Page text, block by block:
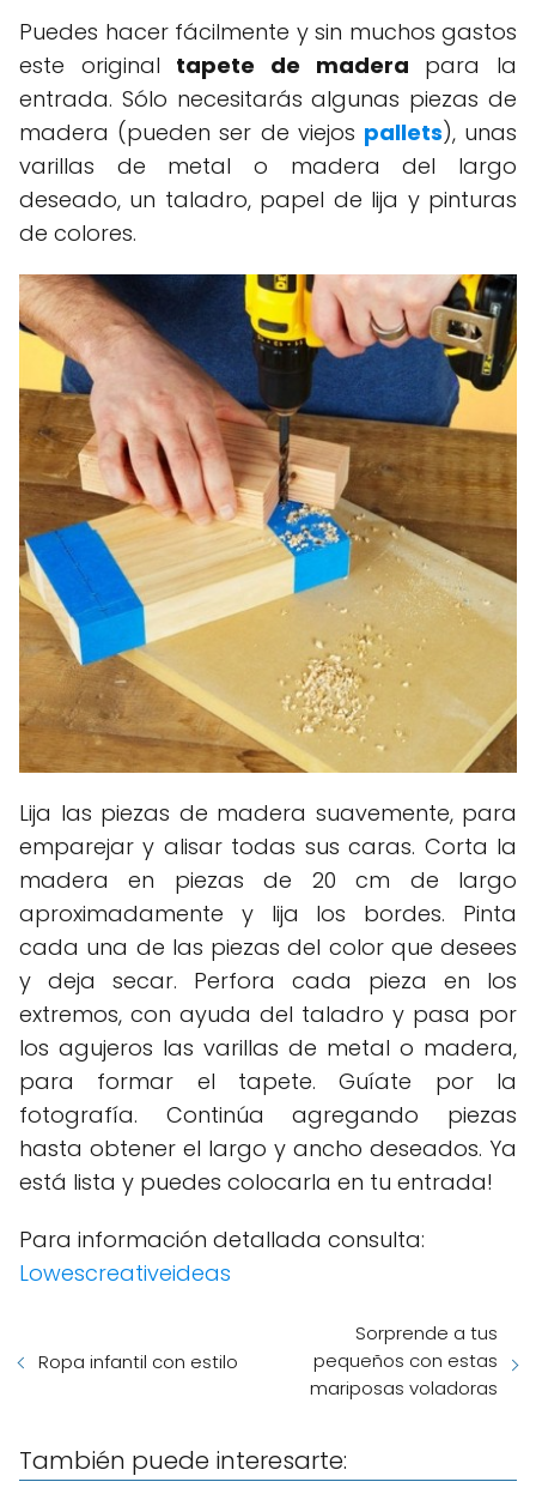
Puedes hacer fácilmente y sin muchos gastos
este original tapete de madera para la
entrada. Sólo necesitarás algunas piezas de
madera (pueden ser de viejos pallets), unas
varillas de metal o madera del largo
deseado, un taladro, papel de lija y pinturas
de colores.
Lija las piezas de madera suavemente, para
emparejar y alisar todas sus caras. Corta la
madera en piezas de 20 cm de largo
aproximadamente y lija los bordes. Pinta
cada una de las piezas del color que desees
y deja secar. Perfora cada pieza en los
extremos, con ayuda del taladro y pasa por
los agujeros las varillas de metal o madera,
para formar el tapete. Guíate por la
fotografía. Continúa agregando piezas
hasta obtener el largo y ancho deseados. Ya
está lista y puedes colocarla en tu entrada!
Para información detallada consulta:
Lowescreativeideas
Ropa infantil con estilo
Sorprende a tus
pequeños con estas
mariposas voladoras
También puede interesarte: